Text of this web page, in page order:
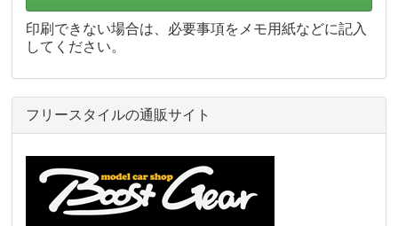
印刷できない場合は、必要事項をメモ用紙などに記入
してください。
フリースタイルの通販サイト